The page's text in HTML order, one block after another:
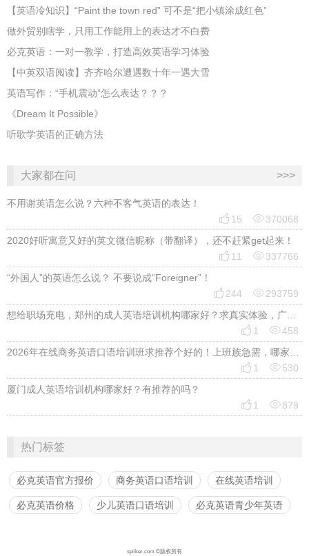
​【英语冷知识】“Paint the town red” 可不是“把小镇涂成红色”
做外贸别瞎学，只用工作能用上的表达才不白费
必克英语：一对一教学，打造高效英语学习体验
【中英双语阅读】齐齐哈尔遭遇数十年一遇大雪
英语写作：“手机震动”怎么表达？？？
《Dream It Possible》
听歌学英语的正确方法
大家都在问 >>>
不用谢英语怎么说？六种不客气英语的表达！
 15 370068
2020好听寓意又好的英文微信昵称（带翻译），还不赶紧get起来！
 11 337766
“外国人”的英语怎么说？ 不要说成“Foreigner”！
 244 293759
想给职场充电，郑州的成人英语培训机构哪家好？求真实体验，广告勿扰，感谢！
 1 458
2026年在线商务英语口语培训班求推荐个好的！上班族急需，哪家好？
 1 530
厦门成人英语培训机构哪家好？有推荐的吗？
 1 879
热门标签
必克英语官方报价 商务英语口语培训 在线英语培训
必克英语价格 少儿英语口语培训 必克英语青少年英语
spiiker.com ©版权所有